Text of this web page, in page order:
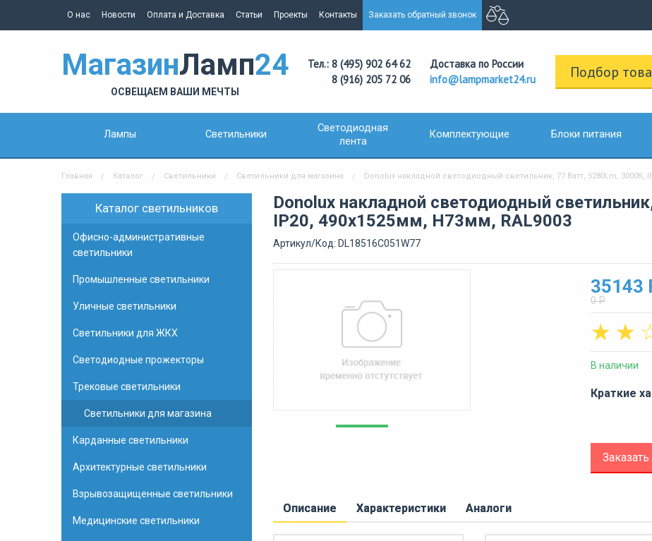
О нас Новости Оплата и Доставка Статьи Проекты Контакты Заказать обратный звонок
МагазинЛамп24
ОСВЕЩАЕМ ВАШИ МЕЧТЫ
Тел.: 8 (495) 902 64 62
8 (916) 205 72 06
Доставка по России
info@lampmarket24.ru
Подбор
Лампы Светильники
Светодиодная
лента
Комплектующие Блоки питания
Главная Каталог Светильники Светильники для магазина Donolux накладной светодиодный светильник, 77 Ватт, 5280Lm, 3000К,
Каталог светильников
Офисно-административные
светильники
Промышленные светильники
Уличные светильники
Светильники для ЖКХ
Светодиодные прожекторы
Трековые светильники
Светильники для магазина
Карданные светильники
Архитектурные светильники
Взрывозащищенные светильники
Медицинские светильники
Donolux накладной светодиодный
IP20, 490х1525мм, H73мм, RAL9003
Артикул/Код: DL18516C051W77
35143
0 Р
☆
☆
В наличии
Краткие
Описание Характеристики Аналоги